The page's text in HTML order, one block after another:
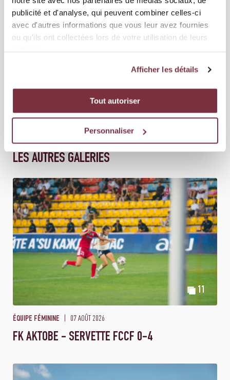
publicité et d'analyse, qui peuvent combiner celles-ci
avec d'autres informations que vous leur avez fournies
ou qu'ils ont collectées lors de votre utilisation de leurs
Afficher les détails
Tout autoriser
Personnaliser
LES AUTRES GALERIES
11
ÉQUIPE FÉMININE 07 AOÛT 2026
FK AKTOBE - SERVETTE FCCF 0-4